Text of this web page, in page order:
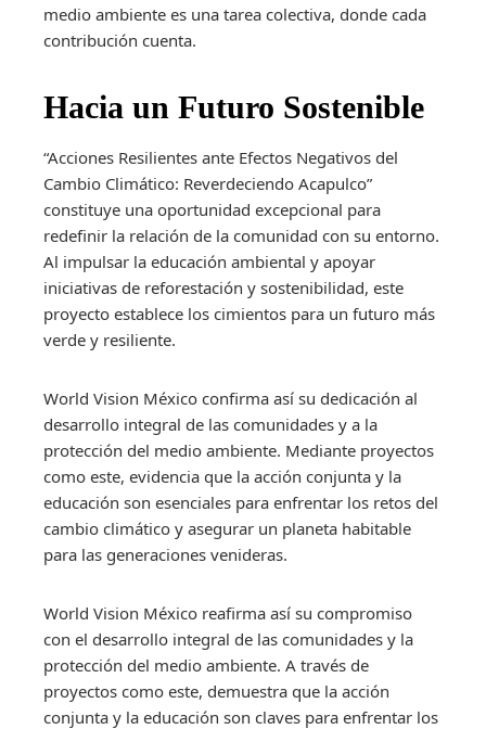
medio ambiente es una tarea colectiva, donde cada
contribución cuenta.
Hacia un Futuro Sostenible
“Acciones Resilientes ante Efectos Negativos del
Cambio Climático: Reverdeciendo Acapulco”
constituye una oportunidad excepcional para
redefinir la relación de la comunidad con su entorno.
Al impulsar la educación ambiental y apoyar
iniciativas de reforestación y sostenibilidad, este
proyecto establece los cimientos para un futuro más
verde y resiliente.
World Vision México confirma así su dedicación al
desarrollo integral de las comunidades y a la
protección del medio ambiente. Mediante proyectos
como este, evidencia que la acción conjunta y la
educación son esenciales para enfrentar los retos del
cambio climático y asegurar un planeta habitable
para las generaciones venideras.
World Vision México reafirma así su compromiso
con el desarrollo integral de las comunidades y la
protección del medio ambiente. A través de
proyectos como este, demuestra que la acción
conjunta y la educación son claves para enfrentar los